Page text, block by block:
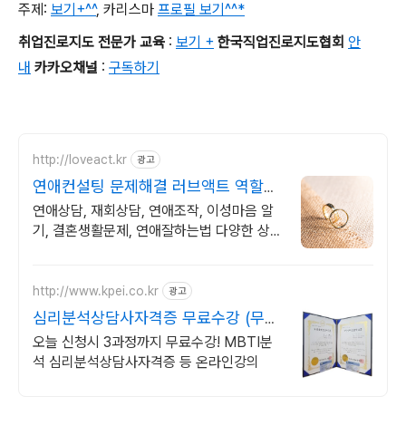
주제 : 보기+^^, 카리스마 프로필 보기^^*
취업진로지도 전문가 교육 : 보기 + 한국직업진로지도협회 안
내 카카오채널 : 구독하기
http://loveact.kr 광고
연애컨설팅 문제해결 러브액트 역할대
행운영 실전경험 충분
연애상담, 재회상담, 연애조작, 이성마음 알
기, 결혼생활문제, 연애잘하는법 다양한 상황
http://www.kpei.co.kr 광고
심리분석상담사자격증 무료수강 (무료
수강)MBTI분석법
오늘 신청시 3과정까지 무료수강! MBTI분
석 심리분석상담사자격증 등 온라인강의